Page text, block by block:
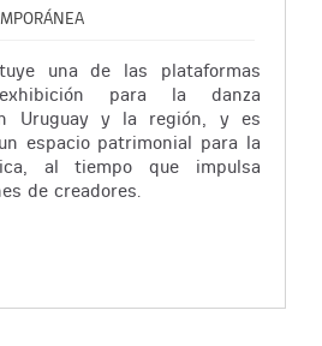
una de las plataformas
para la danza
Uruguay y la región, y es
espacio patrimonial para la
al tiempo que impulsa
de creadores.